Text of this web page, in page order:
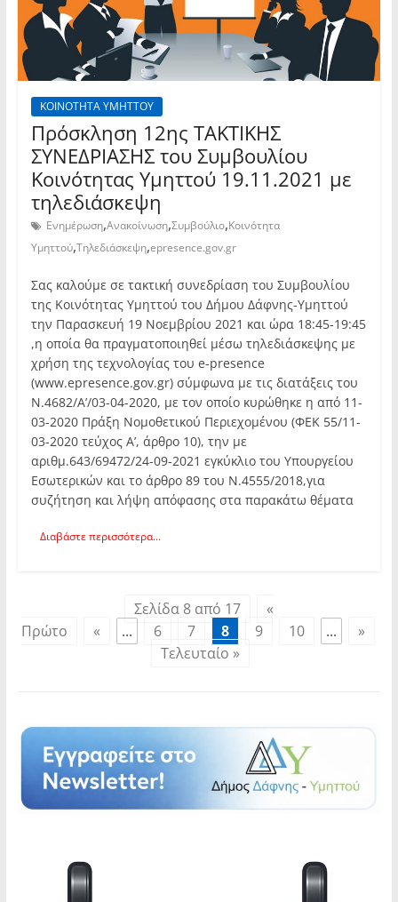
ΚΟΙΝΟΤΗΤΑ ΥΜΗΤΤΟΥ
Πρόσκληση 12ης TAKTIKHΣ
ΣΥΝΕΔΡΙΑΣΗΣ του Συμβουλίου
Κοινότητας Υμηττού 19.11.2021 με
τηλεδιάσκεψη
Ενημέρωση,Ανακοίνωση,Συμβούλιο,Κοινότητα
Υμηττού,Τηλεδιάσκεψη,epresence.gov.gr
Σας καλούμε σε τακτική συνεδρίαση του Συμβουλίου
της Κοινότητας Υμηττού του Δήμου Δάφνης-Υμηττού
την Παρασκευή 19 Νοεμβρίου 2021 και ώρα 18:45-19:45
,η οποία θα πραγματοποιηθεί μέσω τηλεδιάσκεψης με
χρήση της τεχνολογίας του e-presence
(www.epresence.gov.gr) σύμφωνα με τις διατάξεις του
Ν.4682/Α’/03-04-2020, με τον οποίο κυρώθηκε η από 11-
03-2020 Πράξη Νομοθετικού Περιεχομένου (ΦΕΚ 55/11-
03-2020 τεύχος Α’, άρθρο 10), την με
αριθμ.643/69472/24-09-2021 εγκύκλιο του Υπουργείου
Εσωτερικών και το άρθρο 89 του Ν.4555/2018,για
συζήτηση και λήψη απόφασης στα παρακάτω θέματα
Διαβάστε περισσότερα...
Σελίδα 8 από 17
«
Πρώτο
« ... 6 7 8 9 10 ...
»
Τελευταίο »